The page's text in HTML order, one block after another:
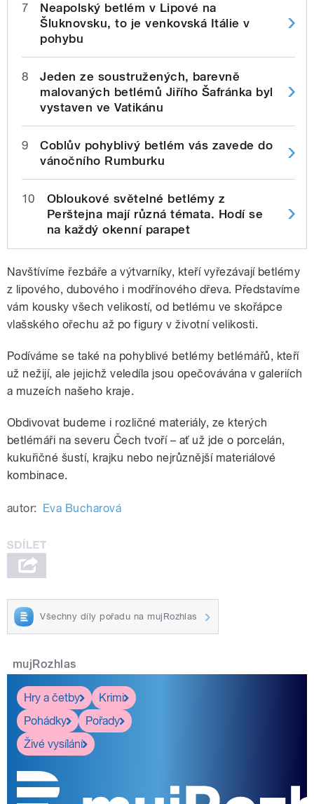
7
Neapolský betlém v Lipové na
Šluknovsku, to je venkovská Itálie v
pohybu
8
Jeden ze soustružených, barevně
malovaných betlémů Jiřího Šafránka byl
vystaven ve Vatikánu
9
Coblův pohyblivý betlém vás zavede do
vánočního Rumburku
10
Obloukové světelné betlémy z
Perštejna mají různá témata. Hodí se
na každý okenní parapet
Navštívíme řezbáře a výtvarníky, kteří vyřezávají betlémy
z lipového, dubového i modřínového dřeva. Představíme
vám kousky všech velikostí, od betlému ve skořápce
vlašského ořechu až po figury v životní velikosti.
Podíváme se také na pohyblivé betlémy betlémářů, kteří
už nežijí, ale jejichž veledíla jsou opečovávána v galeriích
a muzeích našeho kraje.
Obdivovat budeme i rozličné materiály, ze kterých
betlémáři na severu Čech tvoří – ať už jde o porcelán,
kukuřičné šustí, krajku nebo nejrůznější materiálové
kombinace.
autor: Eva Bucharová
Všechny díly pořadu na mujRozhlas
mujRozhlas
Hry a četby
Krimi
Pohádky
Pořady
Živé vysílání